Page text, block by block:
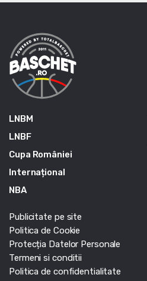
LNBM
LNBF
Cupa României
Internațional
NBA
Publicitate pe site
Politica de Cookie
Protecția Datelor Personale
Termeni si conditii
Politica de confidentialitate